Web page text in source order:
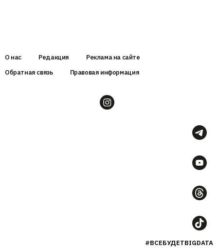
О нас Редакция
Реклама на сайте
Обратная связь
Правовая информация
#ВСЕБУДЕТBIGDATA